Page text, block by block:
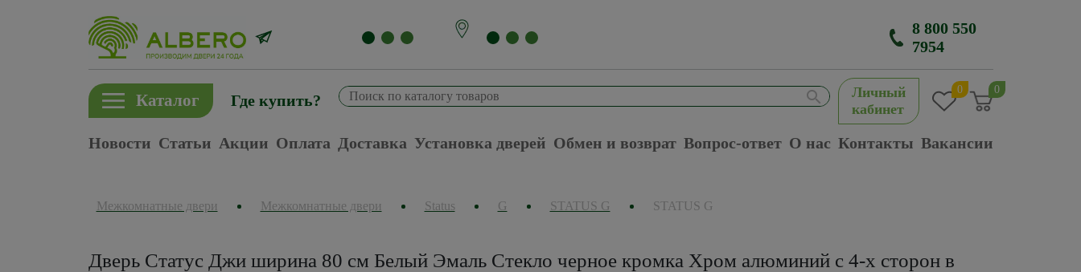
8 800 550
7954
Каталог Где купить?
Личный
кабинет
0 0
Новости Статьи Акции Оплата Доставка Установка дверей Обмен и возврат Вопрос-ответ О нас Контакты Вакансии
Межкомнатные двери Межкомнатные двери Status G STATUS G STATUS G
Дверь Статус Джи ширина 80 см Белый Эмаль Стекло черное кромка Хром алюминий с 4-х сторон в